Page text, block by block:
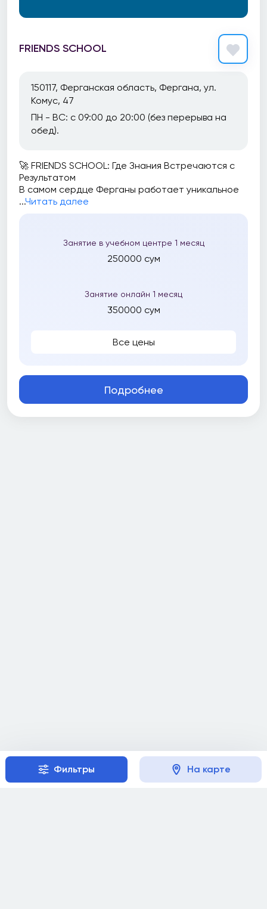
Фильтры На карте
FRIENDS SCHOOL
150117, Ферганская область, Фергана, ул.
Комус, 47
ПН - ВС: с 09:00 до 20:00 (без перерыва на
обед).
🚀 FRIENDS SCHOOL: Где Знания Встречаются с
Результатом
В самом сердце Ферганы работает уникальное
...Читать далее
Занятие в учебном центре 1 месяц
250000 сум
Занятие онлайн 1 месяц
350000 сум
Все цены
Подробнее